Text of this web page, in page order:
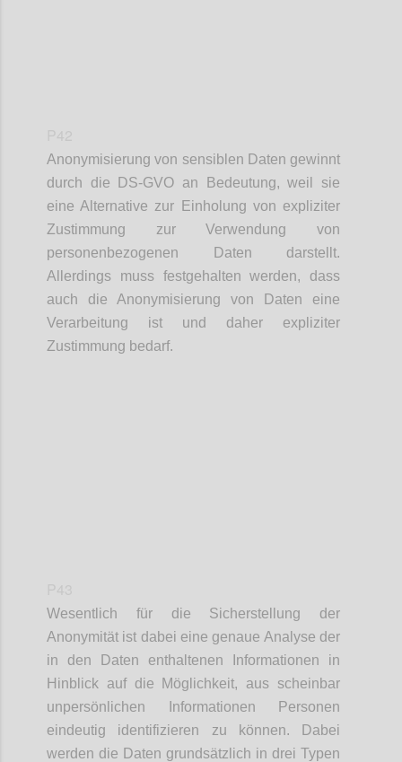
Anonymisierung von sensiblen Daten gewinnt
durch die DS-GVO an Bedeutung, weil sie
eine Alternative zur Einholung von expliziter
Zustimmung zur Verwendung von
personenbezogenen Daten darstellt.
Allerdings muss festgehalten werden, dass
auch die Anonymisierung von Daten eine
Verarbeitung ist und daher expliziter
Zustimmung bedarf.
Wesentlich für die Sicherstellung der
Anonymität ist dabei eine genaue Analyse der
in den Daten enthaltenen Informationen in
Hinblick auf die Möglichkeit, aus scheinbar
unpersönlichen Informationen Personen
eindeutig identifizieren zu können. Dabei
werden die Daten grundsätzlich in drei Typen